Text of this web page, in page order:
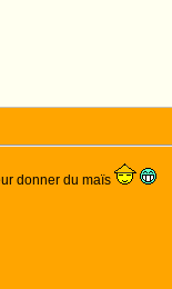
donner du maïs